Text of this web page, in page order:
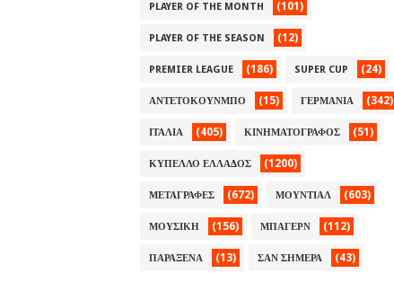
PLAYER OF THE MONTH (101)
PLAYER OF THE SEASON (12)
PREMIER LEAGUE (186) SUPER CUP (24)
ΑΝΤΕΤΟΚΟΥΝΜΠΟ (15) ΓΕΡΜΑΝΙΑ (342)
ΙΤΑΛΙΑ (405) ΚΙΝΗΜΑΤΟΓΡΑΦΟΣ (51)
ΚΥΠΕΛΛΟ ΕΛΛΑΔΟΣ (1200)
ΜΕΤΑΓΡΑΦΕΣ (672) ΜΟΥΝΤΙΑΛ (603)
ΜΟΥΣΙΚΗ (156) ΜΠΑΓΕΡΝ (112)
ΠΑΡΑΞΕΝΑ (13) ΣΑΝ ΣΗΜΕΡΑ (43)